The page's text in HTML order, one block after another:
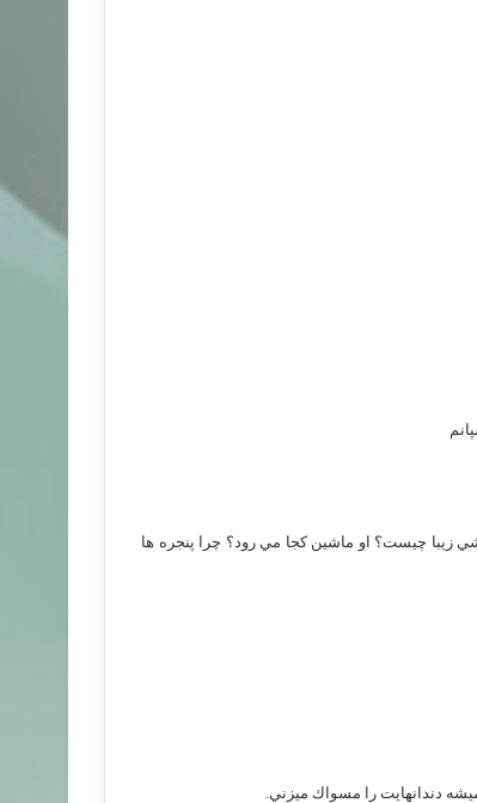
زيبا چيست؟ او ماشين كجا مي رود؟ چرا پنجره ها
دندانهايت را مسواك ميزني.